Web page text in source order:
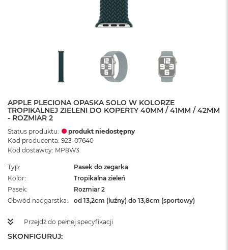
APPLE PLECIONA OPASKA SOLO W KOLORZE
TROPIKALNEJ ZIELENI DO KOPERTY 40MM / 41MM / 42MM
- ROZMIAR 2
Status produktu:
produkt niedostępny
Kod producenta: 923-07640
Kod dostawcy: MP8W3
Typ
Pasek do zegarka
Kolor
Tropikalna zieleń
Pasek
Rozmiar 2
Obwód nadgarstka
od 13,2cm (luźny) do 13,8cm (sportowy)
Przejdź do pełnej specyfikacji
SKONFIGURUJ: